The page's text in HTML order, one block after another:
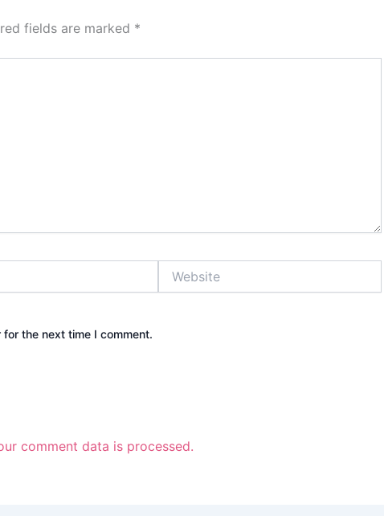
fields are marked *
the next time I comment.
comment data is processed.